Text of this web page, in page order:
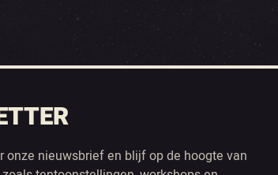
onze nieuwsbrief en blijf op de hoogte van